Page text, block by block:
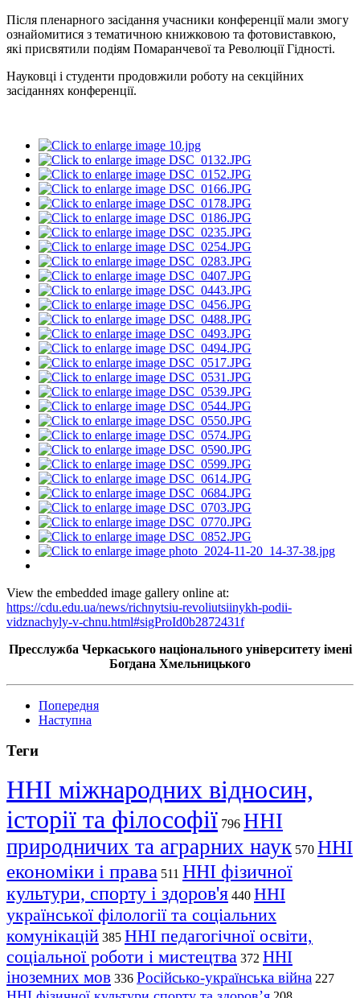
Після пленарного засідання учасники конференції мали змогу
ознайомитися з тематичною книжковою та фотовиставкою,
які присвятили подіям Помаранчевої та Революції Гідності.
Науковці і студенти продовжили роботу на секційних
засіданнях конференції.
View the embedded image gallery online at:
https://cdu.edu.ua/news/richnytsiu-revoliutsiinykh-podii-
vidznachyly-v-chnu.html#sigProId0b2872431f
Пресслужба Черкаського національного університету імені
Богдана Хмельницького
Попередня
Наступна
Теги
ННІ міжнародних відносин,
історії та філософії 796 ННІ
природничих та аграрних наук 570 ННІ
економіки і права 511 ННІ фізичної
культури, спорту і здоров'я 440 ННІ
української філології та соціальних
комунікацій 385 ННІ педагогічної освіти,
соціальної роботи і мистецтва 372 ННІ
іноземних мов 336 Російсько-українська війна 227